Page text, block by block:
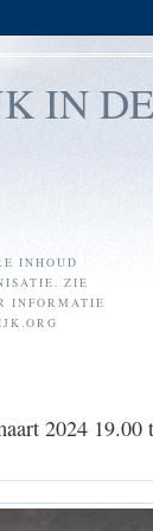
IN DE
INHOUD
ZIE
INFORMATIE
2024 19.00